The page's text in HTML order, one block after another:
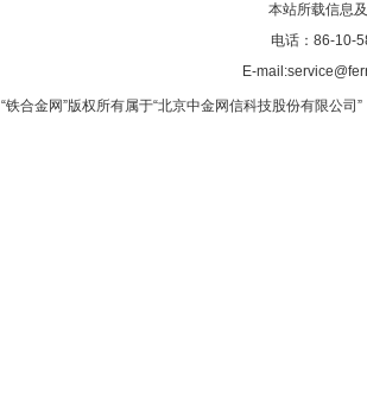
本站所载信息
电话：86-10-
E-
“铁合金网”版权所有属于“北京中金网信科技股份有限公司